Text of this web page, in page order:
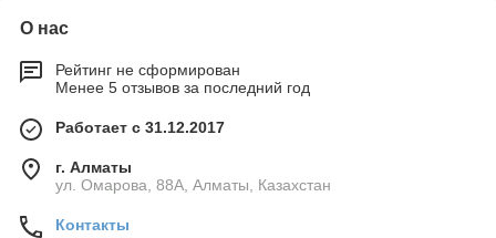
О нас
Рейтинг не сформирован
Менее 5 отзывов за последний год
Работает с 31.12.2017
г. Алматы
ул. Омарова, 88А, Алматы, Казахстан
Контакты